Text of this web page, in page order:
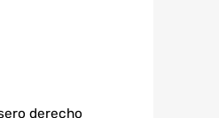
derecho